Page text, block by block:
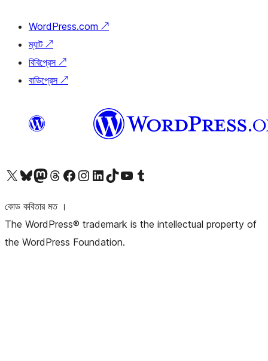
WordPress.com ↗
ম্যাট ↗
বিবিপ্রেস ↗
বাডিপ্রেস ↗
আমাদের X (আগের টুইটার) অ্যাকাউন্টে যানআমাদের Bluesky অ্যাকাউন্টটি দেখুনআমাদের মাস্টোডন অ্যাকাউন্টটি দেখুনআমাদের থ্রেডস অ্যাকাউন্টটি দেখুনআমাদের ফেসবুক পেজ দেখুনআমাদের ইন্সটাগ্রাম অ্যাকাউন্ট দেখুনআমাদের লিঙ্কডইন অ্যাকাউন্টে যানআমাদের TikTok অ্যাকাউন্টটি দেখুনআমাদের ইউটিউব চ্যানেলে যান আমাদের টাম্বলার অ্যাকাউন্ট দেখুন
কোড কবিতার মত ।
The WordPress® trademark is the intellectual property of
the WordPress Foundation.